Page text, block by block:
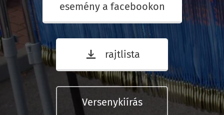
esemény a facebookon
rajtlista
Versenykiírás